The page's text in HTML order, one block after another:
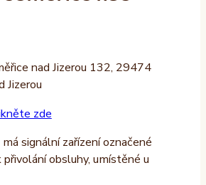
nad Jizerou 132, 29474
Jizerou
zde
signální zařízení označené
obsluhy, umístěné u